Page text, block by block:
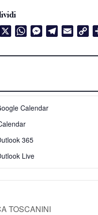
Facebook
X WhatsAppMessenger
Telegram
Email
Calendar
365
Live
TOSCANINI